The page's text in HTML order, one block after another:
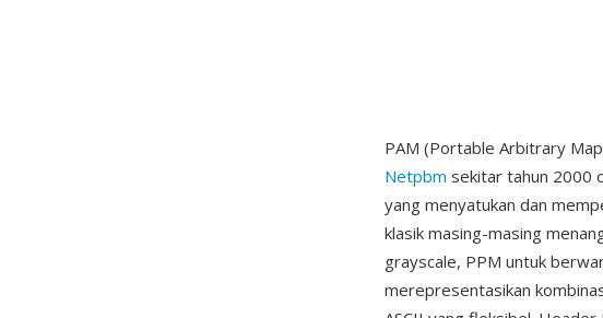
PAM (Portable Arbitrary
Netpbm sekitar tahun 2000
yang menyatukan dan
klasik masing-masing
grayscale, PPM untuk
merepresentasikan